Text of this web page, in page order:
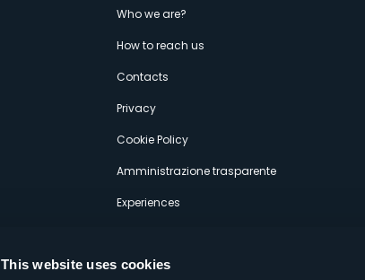
This website uses cookies
Menù
secondario
Who we are?
How to reach us
Contacts
Privacy
Cookie Policy
Amministrazione trasparente
Experiences